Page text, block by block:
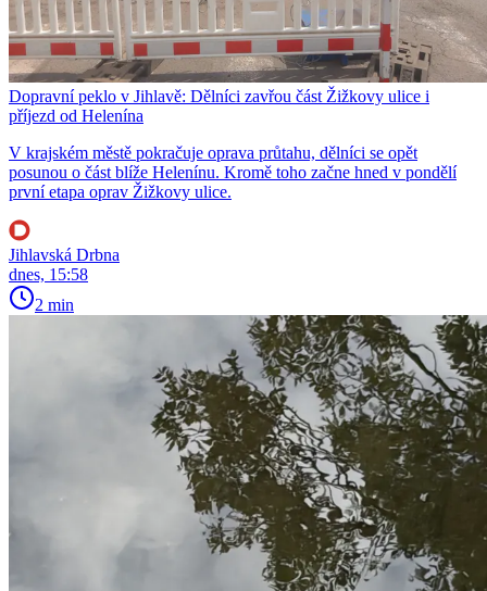
Dopravní peklo v Jihlavě: Dělníci zavřou část Žižkovy ulice i
příjezd od Helenína
V krajském městě pokračuje oprava průtahu, dělníci se opět
posunou o část blíže Helenínu. Kromě toho začne hned v pondělí
první etapa oprav Žižkovy ulice.
Jihlavská Drbna
dnes, 15:58
2 min